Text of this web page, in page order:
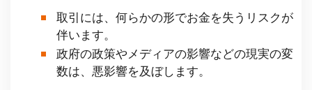
取引には、何らかの形でお金を失うリスクが
伴います。
政府の政策やメディアの影響などの現実の変
数は、悪影響を及ぼします。